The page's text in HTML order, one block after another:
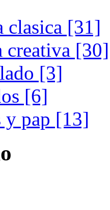
clasica [31]
creativa [30]
[3]
[6]
y pap [13]